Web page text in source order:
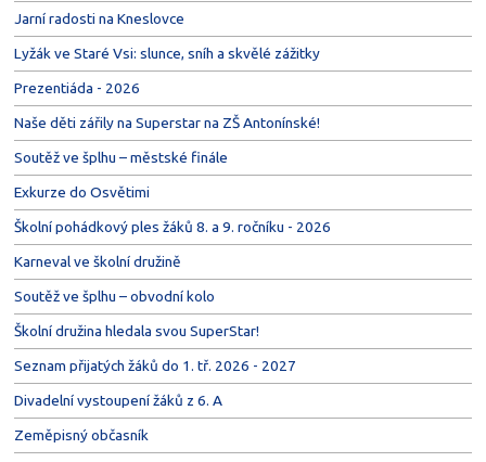
Jarní radosti na Kneslovce
Lyžák ve Staré Vsi: slunce, sníh a skvělé zážitky
Prezentiáda - 2026
Naše děti zářily na Superstar na ZŠ Antonínské!
Soutěž ve šplhu – městské finále
Exkurze do Osvětimi
Školní pohádkový ples žáků 8. a 9. ročníku - 2026
Karneval ve školní družině
Soutěž ve šplhu – obvodní kolo
Školní družina hledala svou SuperStar!
Seznam přijatých žáků do 1. tř. 2026 - 2027
Divadelní vystoupení žáků z 6. A
Zeměpisný občasník